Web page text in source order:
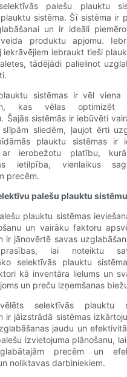
palešu plauktu
sistēma. Šī sistēma ir
un ir ideāli
produktu apjomu.
iekrāvējiem iebraukt tieši
tādējādi palielinot
sistēmas ir vēl viena
kas vēlas optimizēt
Šajās sistēmās ir iebūvēti
sliedēm, ļaujot ērti
plauktu sistēmas ir
ar ierobežotu platību,
ietilpība, vienlaikus
precēm.
palešu plauktu sistēmu
plauktu sistēmas
un vairāku faktoru
ir jānovērtē savas
lai noteiktu
selektīvās plauktu
kā inventāra lielums un
un preču izņemšanas
selektīvās plauktu
ir jāizstrādā sistēmas
jaudu un
izvietojuma plānošanu,
precēm un
noliktavas darbiniekiem.